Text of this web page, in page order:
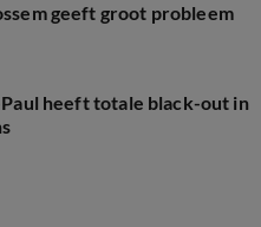
geeft groot probleem
heeft totale black-out in